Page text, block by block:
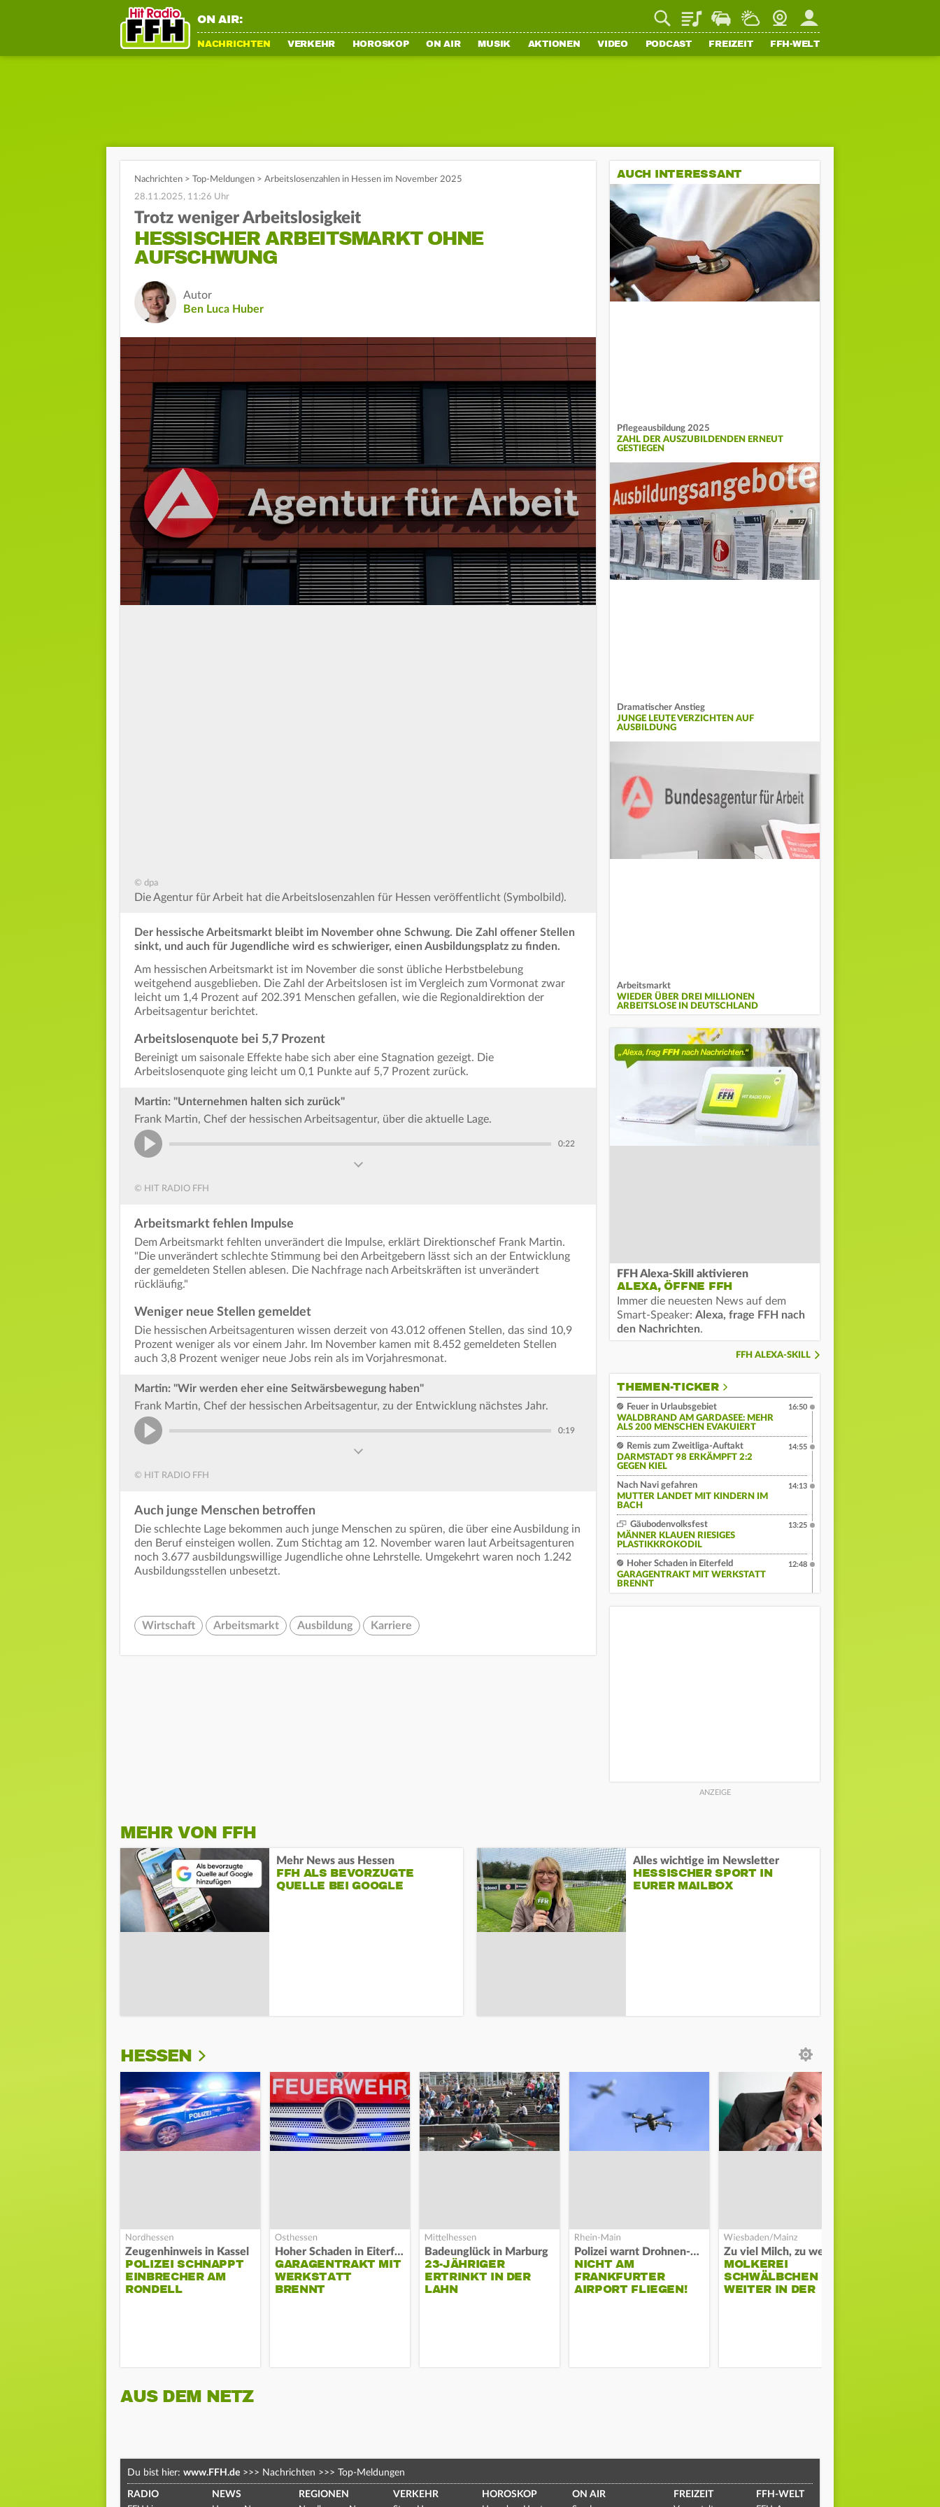
ON AIR: PlaylistStaupilotWetterWebcamMein FFH
NACHRICHTEN VERKEHR HOROSKOP ON AIR MUSIK AKTIONEN VIDEO PODCAST FREIZEIT FFH-WELT
Nachrichten > Top-Meldungen > Arbeitslosenzahlen in Hessen im November 2025
28.11.2025, 11:26 Uhr
Trotz weniger Arbeitslosigkeit
HESSISCHER ARBEITSMARKT OHNE
AUFSCHWUNG
Autor
Ben Luca Huber
© dpa
Die Agentur für Arbeit hat die Arbeitslosenzahlen für Hessen veröffentlicht (Symbolbild).
Der hessische Arbeitsmarkt bleibt im November ohne Schwung. Die Zahl offener Stellen
sinkt, und auch für Jugendliche wird es schwieriger, einen Ausbildungsplatz zu finden.
Am hessischen Arbeitsmarkt ist im November die sonst übliche Herbstbelebung
weitgehend ausgeblieben. Die Zahl der Arbeitslosen ist im Vergleich zum Vormonat zwar
leicht um 1,4 Prozent auf 202.391 Menschen gefallen, wie die Regionaldirektion der
Arbeitsagentur berichtet.
Arbeitslosenquote bei 5,7 Prozent
Bereinigt um saisonale Effekte habe sich aber eine Stagnation gezeigt. Die
Arbeitslosenquote ging leicht um 0,1 Punkte auf 5,7 Prozent zurück.
Martin: "Unternehmen halten sich zurück"
Frank Martin, Chef der hessischen Arbeitsagentur, über die aktuelle Lage.
0:22
© HIT RADIO FFH
Arbeitsmarkt fehlen Impulse
Dem Arbeitsmarkt fehlten unverändert die Impulse, erklärt Direktionschef Frank Martin.
"Die unverändert schlechte Stimmung bei den Arbeitgebern lässt sich an der Entwicklung
der gemeldeten Stellen ablesen. Die Nachfrage nach Arbeitskräften ist unverändert
rückläufig."
Weniger neue Stellen gemeldet
Die hessischen Arbeitsagenturen wissen derzeit von 43.012 offenen Stellen, das sind 10,9
Prozent weniger als vor einem Jahr. Im November kamen mit 8.452 gemeldeten Stellen
auch 3,8 Prozent weniger neue Jobs rein als im Vorjahresmonat.
Martin: "Wir werden eher eine Seitwärsbewegung haben"
Frank Martin, Chef der hessischen Arbeitsagentur, zu der Entwicklung nächstes Jahr.
0:19
© HIT RADIO FFH
Auch junge Menschen betroffen
Die schlechte Lage bekommen auch junge Menschen zu spüren, die über eine Ausbildung in
den Beruf einsteigen wollen. Zum Stichtag am 12. November waren laut Arbeitsagenturen
noch 3.677 ausbildungswillige Jugendliche ohne Lehrstelle. Umgekehrt waren noch 1.242
Ausbildungsstellen unbesetzt.
Wirtschaft Arbeitsmarkt Ausbildung Karriere
AUCH INTERESSANT
Pflegeausbildung 2025
ZAHL DER AUSZUBILDENDEN ERNEUT
GESTIEGEN
Dramatischer Anstieg
JUNGE LEUTE VERZICHTEN AUF
AUSBILDUNG
Arbeitsmarkt
WIEDER ÜBER DREI MILLIONEN
ARBEITSLOSE IN DEUTSCHLAND
FFH Alexa-Skill aktivieren
ALEXA, ÖFFNE FFH
Immer die neuesten News auf dem
Smart-Speaker: Alexa, frage FFH nach
den Nachrichten.
FFH ALEXA-SKILL
THEMEN-TICKER
Feuer in Urlaubsgebiet
WALDBRAND AM GARDASEE: MEHR
ALS 200 MENSCHEN EVAKUIERT
16:50
Remis zum Zweitliga-Auftakt
DARMSTADT 98 ERKÄMPFT 2:2
GEGEN KIEL
14:55
Nach Navi gefahren
MUTTER LANDET MIT KINDERN IM
BACH
14:13
Gäubodenvolksfest
MÄNNER KLAUEN RIESIGES
PLASTIKKROKODIL
13:25
Hoher Schaden in Eiterfeld
GARAGENTRAKT MIT WERKSTATT
BRENNT
12:48
MEHR VON FFH
Mehr News aus Hessen
FFH ALS BEVORZUGTE
QUELLE BEI GOOGLE
Alles wichtige im Newsletter
HESSISCHER SPORT IN
EURER MAILBOX
HESSEN
Zeugenhinweis in Kassel
POLIZEI SCHNAPPT
EINBRECHER AM
RONDELL
Hoher Schaden in Eiterfeld
GARAGENTRAKT MIT
WERKSTATT
BRENNT
Badeunglück in Marburg
23-JÄHRIGER
ERTRINKT IN DER
LAHN
Polizei warnt Drohnen-Besitzer
NICHT AM
FRANKFURTER
AIRPORT FLIEGEN!
MOLKEREI
SCHWÄLBCHEN
WEITER IN DER
AUS DEM NETZ
Du bist hier: www.FFH.de >>> Nachrichten >>> Top-Meldungen
RADIO NEWS REGIONEN VERKEHR HOROSKOP ON AIR FREIZEIT FFH-WELT